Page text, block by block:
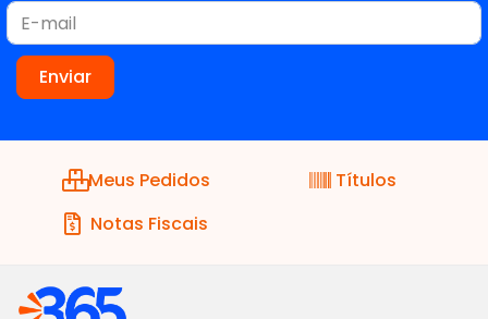
Meus Pedidos
Títulos
Notas Fiscais